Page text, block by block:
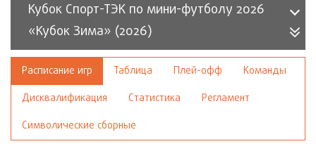
Кубок Спорт-ТЭК по мини-футболу 2026
«Кубок Зима» (2026)
«Кубок энергетика» по мини-футболу (2025)
Кубок по мини-футболу «Осень-2025»
Кубок по мини-футболу «Весна-2025»
Турнир по футболу «Энергия Великой Победы» 2025
Расписание игр Таблица Плей-офф
Команды
Дисквалификация
Статистика
Регламент
Символические сборные